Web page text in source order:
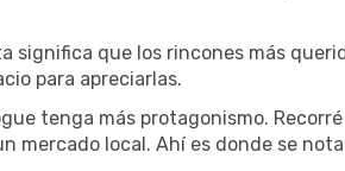
significa que los rincones más
para apreciarlas.
tenga más protagonismo.
mercado local. Ahí es donde se